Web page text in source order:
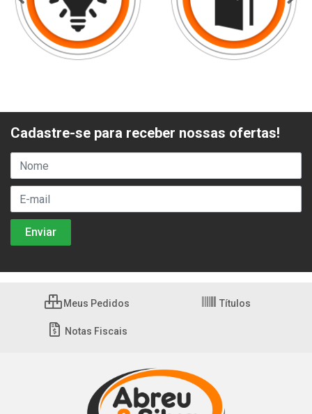
Cadastre-se para receber nossas ofertas!
Meus Pedidos Títulos
Notas Fiscais